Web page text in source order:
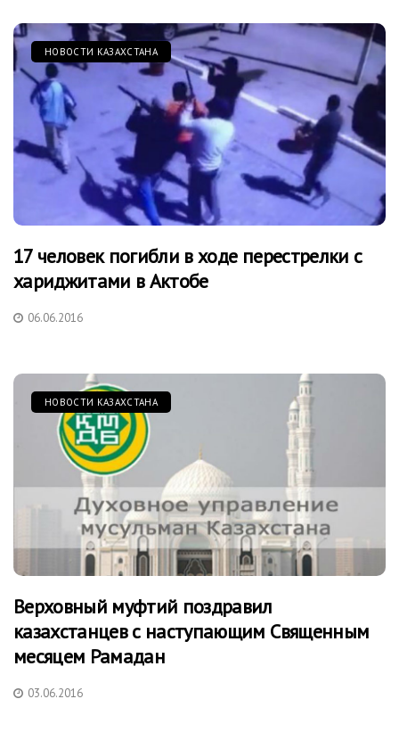
НОВОСТИ КАЗАХСТАНА
17 человек погибли в ходе перестрелки с
хариджитами в Актобе
06.06.2016
НОВОСТИ КАЗАХСТАНА
Верховный муфтий поздравил
казахстанцев с наступающим Священным
месяцем Рамадан
03.06.2016